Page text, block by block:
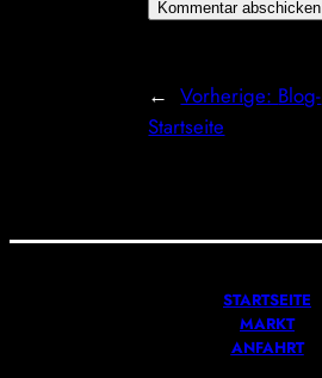
← Vorherige: Blog-
Startseite
STARTSEITE
MARKT
ANFAHRT